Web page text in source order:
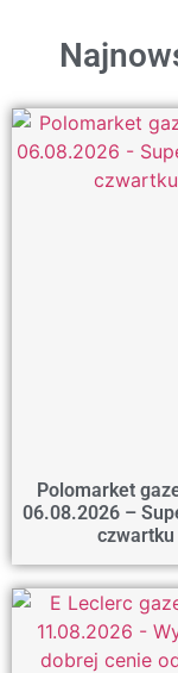
Polomarket
06.08.2026 –
czwartku